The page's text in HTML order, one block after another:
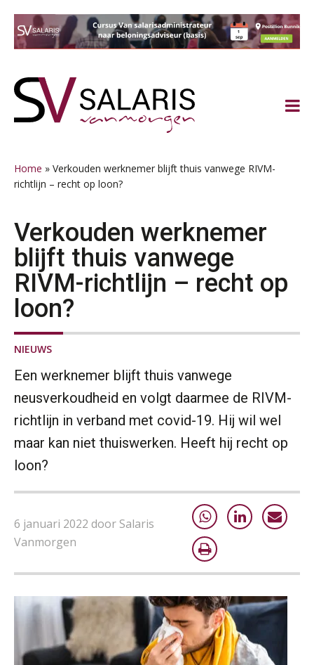
naar
hoofdnavigatie
naar
hoofd
naar
eerste
naar
voettekst
Home » Verkouden werknemer blijft thuis vanwege RIVM-
richtlijn – recht op loon?
Verkouden werknemer
blijft thuis vanwege
RIVM-richtlijn – recht op
loon?
NIEUWS
Een werknemer blijft thuis vanwege
neusverkoudheid en volgt daarmee de RIVM-
richtlijn in verband met covid-19. Hij wil wel
maar kan niet thuiswerken. Heeft hij recht op
loon?
6 januari 2022 door Salaris
Vanmorgen